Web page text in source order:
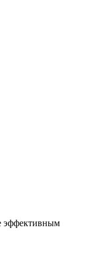
эффективным